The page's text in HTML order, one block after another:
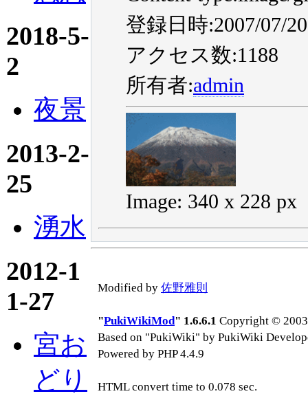
2018-5-
2
夜景
2013-2-
25
湧水
2012-1
1-27
宮お
どり
登録日時:2007/07/
アクセス数:1188
所有者:admin
Image: 340 x 228 px
Modified by 佐野雅則
"PukiWikiMod" 1.6.6.1 Copyright ©
Based on "PukiWiki" by PukiWiki
Powered by PHP 4.4.9
HTML convert time to 0.078 sec.